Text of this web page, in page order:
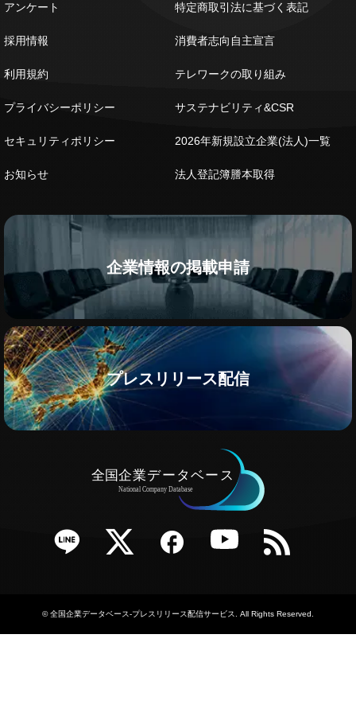
アンケート
採用情報
利用規約
プライバシーポリシー
セキュリティポリシー
お知らせ
特定商取引法に基づく表記
消費者志向自主宣言
テレワークの取り組み
サステナビリティ&CSR
2026年新規設立企業(法人)一覧
法人登記簿謄本取得
企業情報の掲載申請
プレスリリース配信
Twitter Facebook YouTube RSS
©全国企業データベース-プレスリリース配信サービス . All Rights Reserved.